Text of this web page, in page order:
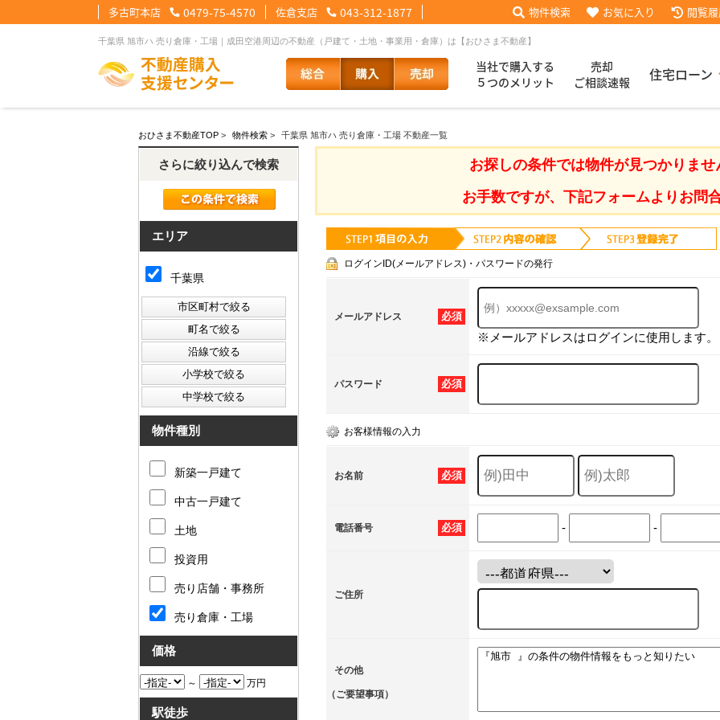
千葉県 旭市ハ 売り倉庫・工場｜成田空港周辺の不動産（戸建て・土地・事業用・倉庫）は【おひさま不動産】
多古町本店 0479-75-4570 佐倉支店 043-312-1877 物件検索 お気に入り 閲覧
当社で購入する
５つのメリット
売却
ご相談速報
住宅ローン
【住宅ローンメニュー】
住宅ローンに強い理由
【会社情報メニュー】
会社概要 スタッフ紹介 お客様の声 当社の歩み 履歴
その他の事業紹介 健康経営優良法人2025 採用情報
【お問合せメニュー】
メール問合せ LINE問合せ 査定依頼 協力業者様募集 ローコ
おひさま不動産TOP > 物件検索 > 千葉県 旭市ハ 売り倉庫・工場 不動産一覧
お探しの条件では物件が見つかりませ
お手数ですが、下記フォームよりお問
ログインID(メールアドレス)・パスワードの発行
必須
メールアドレス
※メールアドレスはログインに使用します。
必須
パスワード
お客様情報の入力
必須
お名前
必須
電話番号 - -
ご住所
その他
（ご要望事項）
さらに絞り込んで検索
エリア
千葉県
物件種別
新築一戸建て
中古一戸建て
土地
投資用
売り店舗・事務所
売り倉庫・工場
価格
～ 万円
駅徒歩